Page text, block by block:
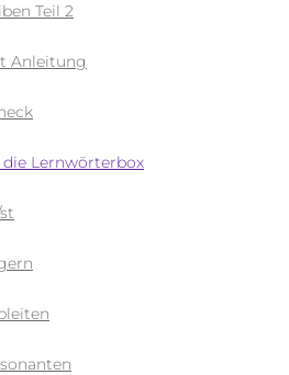
Teil 2
Anleitung
Lernwörterbox